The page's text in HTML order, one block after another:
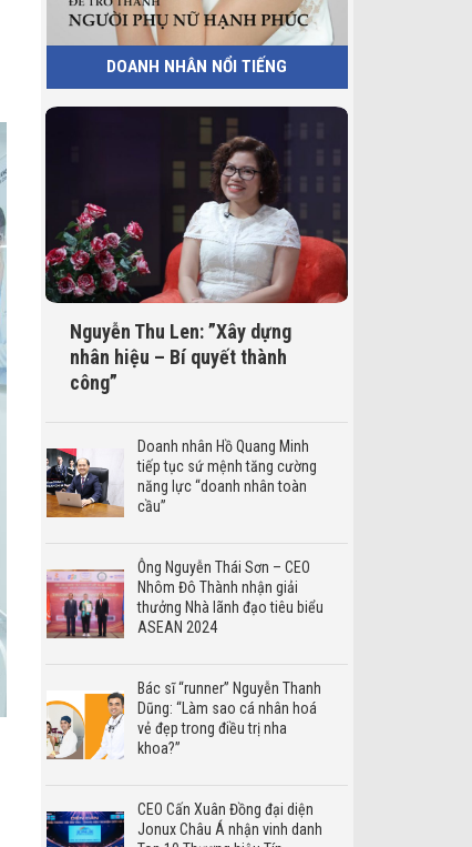
DOANH NHÂN NỔI TIẾNG
Nguyễn Thu Len: ”Xây dựng
nhân hiệu – Bí quyết thành
công”
Doanh nhân Hồ Quang Minh
tiếp tục sứ mệnh tăng cường
năng lực “doanh nhân toàn
cầu”
Ông Nguyễn Thái Sơn – CEO
Nhôm Đô Thành nhận giải
thưởng Nhà lãnh đạo tiêu biểu
ASEAN 2024
Bác sĩ “runner” Nguyễn Thanh
Dũng: “Làm sao cá nhân hoá
vẻ đẹp trong điều trị nha
khoa?”
CEO Cấn Xuân Đồng đại diện
Jonux Châu Á nhận vinh danh